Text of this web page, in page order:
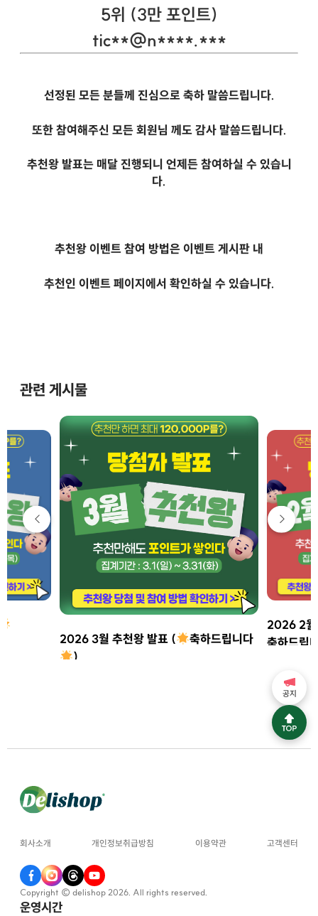
5위 (3만 포인트)
tic**@n****.***
선정된 모든 분들께 진심으로 축하 말씀드립니다.
또한 참여해주신 모든 회원님 께도 감사 말씀드립니다.
추천왕 발표는 매달 진행되니 언제든 참여하실 수 있습니
다.
추천왕 이벤트 참여 방법은 이벤트 게시판 내
추천인 이벤트 페이지에서 확인하실 수 있습니다.
관련 게시물
2026 3월 추천왕 발표 (
축하드립니다
)
2026 2월
축하드립
회사소개 개인정보취급방침 이용약관 고객센터
Copyright © delishop 2026. All rights reserved.
운영시간
공지